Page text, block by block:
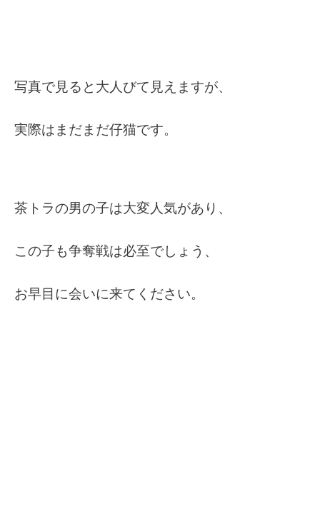
写真で見ると大人びて見えますが、
実際はまだまだ仔猫です。
茶トラの男の子は大変人気があり、
この子も争奪戦は必至でしょう、
お早目に会いに来てください。